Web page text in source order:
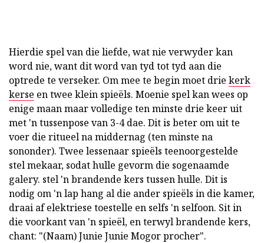
Hierdie spel van die liefde, wat nie verwyder kan
word nie, want dit word van tyd tot tyd aan die
optrede te verseker. Om mee te begin moet drie kerk
kerse en twee klein spieëls. Moenie spel kan wees op
enige maan maar volledige ten minste drie keer uit
met 'n tussenpose van 3-4 dae. Dit is beter om uit te
voer die ritueel na middernag (ten minste na
sononder). Twee lessenaar spieëls teenoorgestelde
stel mekaar, sodat hulle gevorm die sogenaamde
galery. stel 'n brandende kers tussen hulle. Dit is
nodig om 'n lap hang al die ander spieëls in die kamer,
draai af elektriese toestelle en selfs 'n selfoon. Sit in
die voorkant van 'n spieël, en terwyl brandende kers,
chant: "(Naam) Junie Junie Mogor procher".